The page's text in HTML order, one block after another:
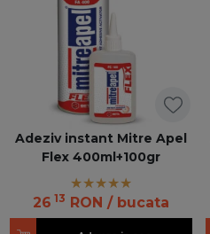
Adeziv instant Mitre Apel
Flex 400ml+100gr
26 13 RON / bucata